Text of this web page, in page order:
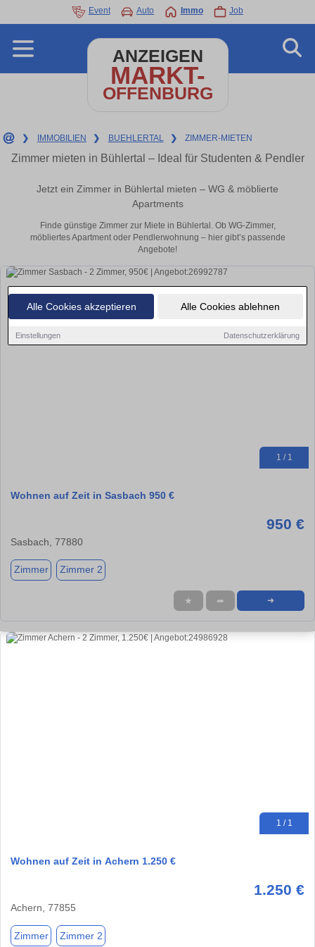
Alle Cookies akzeptieren Alle Cookies ablehnen
Einstellungen Datenschutzerklärung
Event Auto Immo Job
ANZEIGEN
MARKT-
OFFENBURG
❯ IMMOBILIEN ❯ BUEHLERTAL ❯ ZIMMER-MIETEN
Zimmer mieten in Bühlertal – Ideal für Studenten & Pendler
Jetzt ein Zimmer in Bühlertal mieten – WG & möblierte
Apartments
Finde günstige Zimmer zur Miete in Bühlertal. Ob WG-Zimmer,
möbliertes Apartment oder Pendlerwohnung – hier gibt’s passende
Angebote!
1 / 1
Wohnen auf Zeit in Sasbach 950 €
950 €
Sasbach, 77880
Zimmer Zimmer 2
★ ➦ ➜
1 / 1
Wohnen auf Zeit in Achern 1.250 €
1.250 €
Achern, 77855
Zimmer Zimmer 2